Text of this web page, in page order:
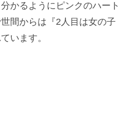
かるようにピンクのハート
間からは『2人目は女の子
います。